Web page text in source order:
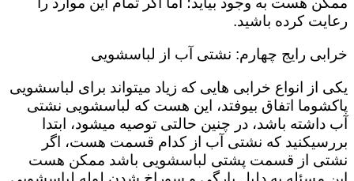
رعایت کرده باشید.
خرابی رایج چهارم: نشتی آب از لباسشویی
یکی از انواع خرابی هایی که زیاد میتواند برای لباسشویی
پاکشوما اتفاق بیوفتد، این هست که لباسشویی نشتی
آب داشته باشد، در چنین حالتی توصیه میشود، ابتدا
بررسیکنید که نشتی آب از کدام قسمت هست، اگر
نشتی از قسمت پشتی لباسشویی باشد ممکن هست